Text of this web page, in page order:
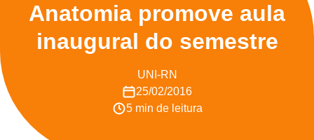
Anatomia promove aula
inaugural do semestre
UNI-RN
25/02/2016
5 min de leitura